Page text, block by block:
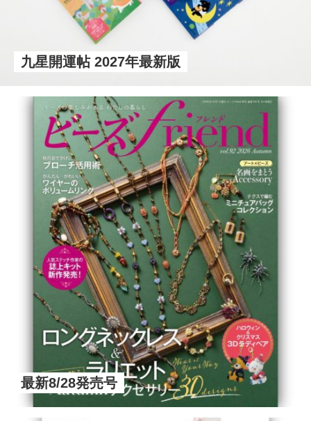
九星開運帖 2027年最新版
最新8/28発売号